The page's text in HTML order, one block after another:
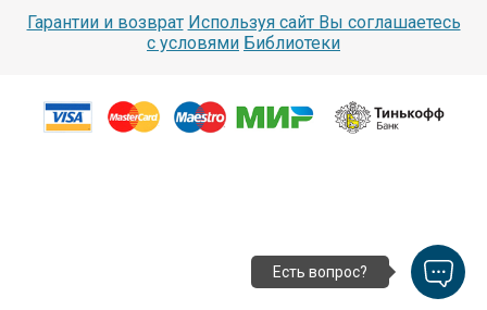
Гарантии и возврат Используя сайт Вы соглашаетесь
с условями Библиотеки
Есть вопрос?